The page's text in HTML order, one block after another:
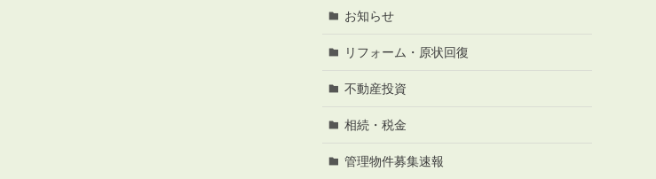
お知らせ
リフォーム・原状回復
不動産投資
相続・税金
管理物件募集速報